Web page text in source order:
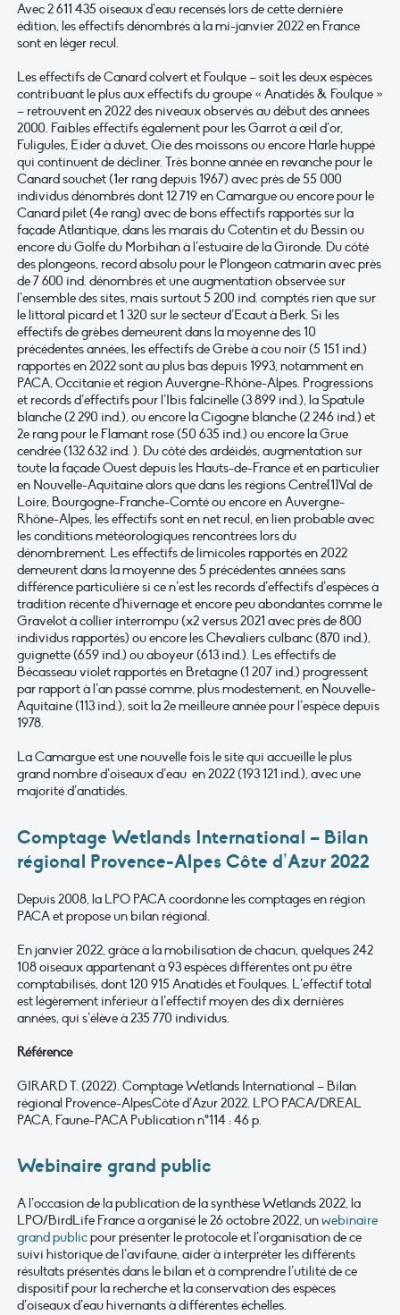
Avec 2 611 435 oiseaux d’eau recensés lors de cette dernière
édition, les effectifs dénombrés à la mi-janvier 2022 en France
sont en léger recul.
Les effectifs de Canard colvert et Foulque – soit les deux espèces
contribuant le plus aux effectifs du groupe « Anatidés & Foulque »
– retrouvent en 2022 des niveaux observés au début des années
2000. Faibles effectifs également pour les Garrot à œil d’or,
Fuligules, Eider à duvet, Oie des moissons ou encore Harle huppé
qui continuent de décliner. Très bonne année en revanche pour le
Canard souchet (1er rang depuis 1967) avec près de 55 000
individus dénombrés dont 12 719 en Camargue ou encore pour le
Canard pilet (4e rang) avec de bons effectifs rapportés sur la
façade Atlantique, dans les marais du Cotentin et du Bessin ou
encore du Golfe du Morbihan à l’estuaire de la Gironde. Du côté
des plongeons, record absolu pour le Plongeon catmarin avec près
de 7 600 ind. dénombrés et une augmentation observée sur
l’ensemble des sites, mais surtout 5 200 ind. comptés rien que sur
le littoral picard et 1 320 sur le secteur d’Ecaut à Berk. Si les
effectifs de grèbes demeurent dans la moyenne des 10
précédentes années, les effectifs de Grèbe à cou noir (5 151 ind.)
rapportés en 2022 sont au plus bas depuis 1993, notamment en
PACA, Occitanie et région Auvergne-Rhône-Alpes. Progressions
et records d’effectifs pour l’Ibis falcinelle (3 899 ind.), la Spatule
blanche (2 290 ind.), ou encore la Cigogne blanche (2 246 ind.) et
2e rang pour le Flamant rose (50 635 ind.) ou encore la Grue
cendrée (132 632 ind. ). Du côté des ardéidés, augmentation sur
toute la façade Ouest depuis les Hauts-de-France et en particulier
en Nouvelle-Aquitaine alors que dans les régions Centre[1]Val de
Loire, Bourgogne-Franche-Comté ou encore en Auvergne-
Rhône-Alpes, les effectifs sont en net recul, en lien probable avec
les conditions météorologiques rencontrées lors du
dénombrement. Les effectifs de limicoles rapportés en 2022
demeurent dans la moyenne des 5 précédentes années sans
différence particulière si ce n’est les records d’effectifs d’espèces à
tradition récente d’hivernage et encore peu abondantes comme le
Gravelot à collier interrompu (x2 versus 2021 avec près de 800
individus rapportés) ou encore les Chevaliers culbanc (870 ind.),
guignette (659 ind.) ou aboyeur (613 ind.). Les effectifs de
Bécasseau violet rapportés en Bretagne (1 207 ind.) progressent
par rapport à l’an passé comme, plus modestement, en Nouvelle-
Aquitaine (113 ind.), soit la 2e meilleure année pour l’espèce depuis
1978.
La Camargue est une nouvelle fois le site qui accueille le plus
grand nombre d’oiseaux d’eau en 2022 (193 121 ind.), avec une
majorité d’anatidés.
Comptage Wetlands International – Bilan
régional Provence-Alpes Côte d’Azur 2022
Depuis 2008, la LPO PACA coordonne les comptages en région
PACA et propose un bilan régional.
En janvier 2022, grâce à la mobilisation de chacun, quelques 242
108 oiseaux appartenant à 93 espèces différentes ont pu être
comptabilisés, dont 120 915 Anatidés et Foulques. L’effectif total
est légèrement inférieur à l’effectif moyen des dix dernières
années, qui s’élève à 235 770 individus.
Référence
GIRARD T. (2022). Comptage Wetlands International – Bilan
régional Provence-AlpesCôte d’Azur 2022. LPO PACA/DREAL
PACA, Faune-PACA Publication n°114 : 46 p.
Webinaire grand public
A l’occasion de la publication de la synthèse Wetlands 2022, la
LPO/BirdLife France a organisé le 26 octobre 2022, unwebinaire
grand publicpour présenter le protocole et l’organisation de ce
suivi historique de l’avifaune, aider à interpréter les différents
résultats présentés dans le bilan et à comprendre l’utilité de ce
dispositif pour la recherche et la conservation des espèces
d’oiseaux d’eau hivernants à différentes échelles.